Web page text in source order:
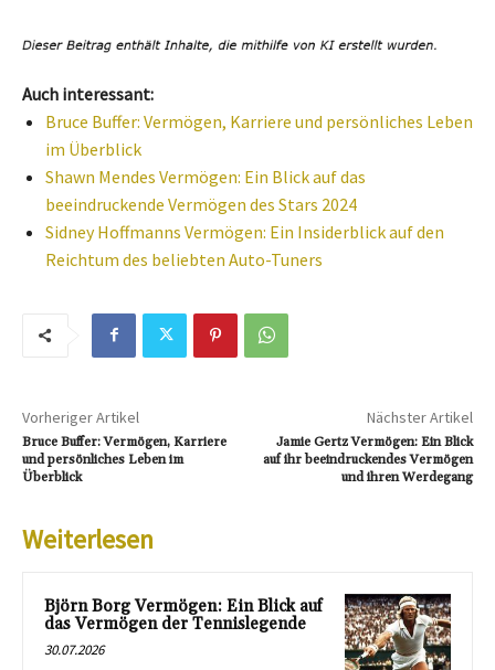
Auch interessant:
Bruce Buffer: Vermögen, Karriere und persönliches Leben
im Überblick
Shawn Mendes Vermögen: Ein Blick auf das
beeindruckende Vermögen des Stars 2024
Sidney Hoffmanns Vermögen: Ein Insiderblick auf den
Reichtum des beliebten Auto-Tuners
Vorheriger Artikel
Bruce Buffer: Vermögen, Karriere
und persönliches Leben im
Überblick
Nächster Artikel
Jamie Gertz Vermögen: Ein Blick
auf ihr beeindruckendes Vermögen
und ihren Werdegang
Weiterlesen
Björn Borg Vermögen: Ein Blick auf
das Vermögen der Tennislegende
30.07.2026